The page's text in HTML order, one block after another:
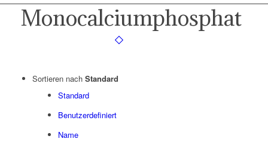
Monocalciumphosphat
Sortieren nach Standard
Standard
Benutzerdefiniert
Name